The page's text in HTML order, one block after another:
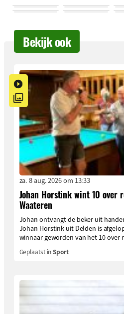
Bekijk ook
za. 8 aug. 2026 om 13:33
Johan Horstink wint 10 over
Waateren
Johan ontvangt de beker uit
Johan Horstink uit Delden is
winnaar geworden van het 10
Geplaatst inSport